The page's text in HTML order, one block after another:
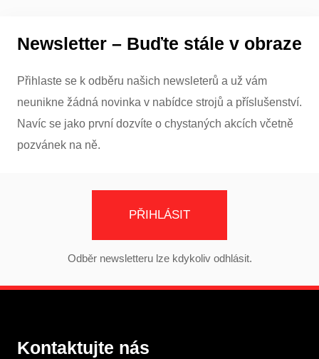
Newsletter – Buďte stále v obraze
Přihlaste se k odběru našich newsleterů a už vám
neunikne žádná novinka v nabídce strojů a příslušenství.
Navíc se jako první dozvíte o chystaných akcích včetně
pozvánek na ně.
PŘIHLÁSIT
Odběr newsletteru lze kdykoliv odhlásit.
Kontaktujte nás